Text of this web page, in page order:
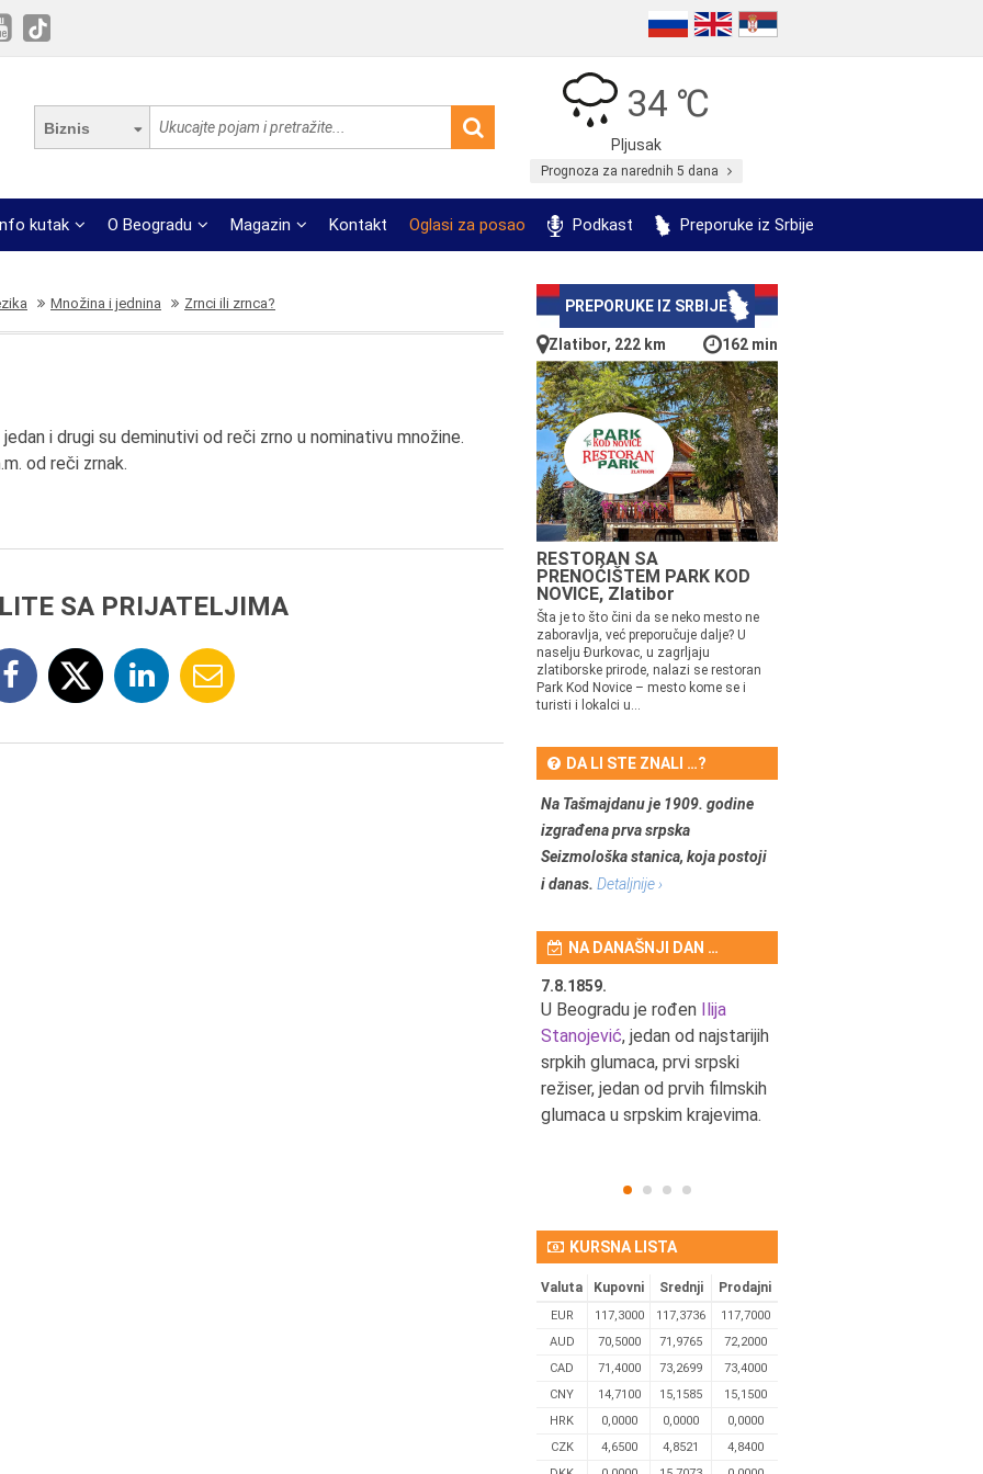
Biznis
34 ℃
Pljusak
Prognoza za narednih 5 dana
kutak O Beogradu Magazin Kontakt Oglasi za posao Podkast Preporuke iz Srbije
Množina i jednina Zrnci ili zrnca?
i drugi su deminutivi od reči zrno u nominativu množine.
od reči zrnak.
SA PRIJATELJIMA
PREPORUKE IZ SRBIJE
Zlatibor, 222 km 162 min
RESTORAN SA
PRENOĆIŠTEM PARK KOD
NOVICE, Zlatibor
Šta je to što čini da se neko mesto ne
zaboravlja, već preporučuje dalje? U
naselju Đurkovac, u zagrljaju
zlatiborske prirode, nalazi se restoran
Park Kod Novice – mesto kome se i
turisti i lokalci u...
DA LI STE ZNALI …?
Na Tašmajdanu je 1909. godine
izgrađena prva srpska
Seizmološka stanica, koja postoji
i danas. Detaljnije ›
NA DANAŠNJI DAN …
7.8.1859.
U Beogradu je rođen Ilija
Stanojević, jedan od najstarijih
srpkih glumaca, prvi srpski
režiser, jedan od prvih filmskih
glumaca u srpskim krajevima.
KURSNA LISTA
Valuta Kupovni Srednji Prodajni
EUR 117,3000 117,3736
117,7000
AUD
70,5000 71,9765
72,2000
CAD
71,4000 73,2699
73,4000
CNY
14,7100 15,1585
15,1500
HRK
0,0000 0,0000
0,0000
CZK
4,6500 4,8521
4,8400